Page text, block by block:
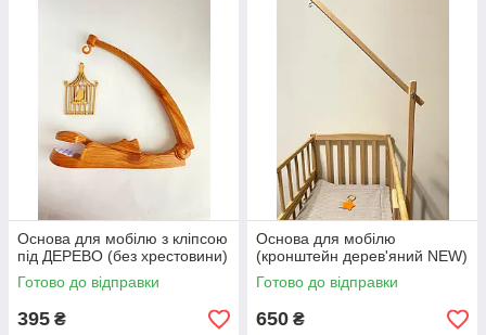
Основа для мобілю з кліпсою
під ДЕРЕВО (без хрестовини)
Готово до відправки
395 ₴
Основа для мобілю
(кронштейн дерев'яний NEW)
Готово до відправки
650 ₴